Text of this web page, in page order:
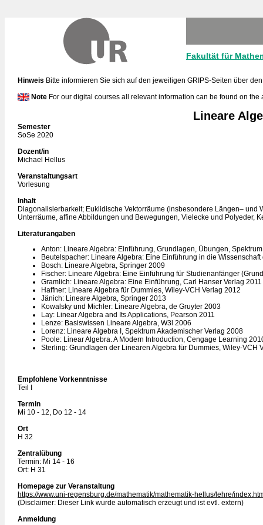
Fakultät für
Hinweis Bitte informieren Sie sich auf den jeweiligen GRIPS-Seiten über
Note For our digital courses all relevant information can be found on the
Lineare
Semester
SoSe 2020
Dozent/in
Michael Hellus
Veranstaltungsart
Vorlesung
Inhalt
Diagonalisierbarkeit; Euklidische Vektorräume (insbesondere Längen–
Unterräume, affine Abbildungen und Bewegungen, Vielecke und Polyeder,
Literaturangaben
Anton: Lineare Algebra: Einführung, Grundlagen, Übungen,
Beutelspacher: Lineare Algebra: Eine Einführung in die
Bosch: Lineare Algebra, Springer 2009
Fischer: Lineare Algebra: Eine Einführung für Studienanfänger
Gramlich: Lineare Algebra: Eine Einführung, Carl Hanser Verlag 2011
Haffner: Lineare Algebra für Dummies, Wiley-VCH Verlag 2012
Jänich: Lineare Algebra, Springer 2013
Kowalsky und Michler: Lineare Algebra, de Gruyter 2003
Lay: Linear Algebra and Its Applications, Pearson 2011
Lenze: Basiswissen Lineare Algebra, W3l 2006
Lorenz: Lineare Algebra I, Spektrum Akademischer Verlag 2008
Poole: Linear Algebra. A Modern Introduction, Cengage Learning
Sterling: Grundlagen der Linearen Algebra für Dummies, Wiley-VCH
Empfohlene Vorkenntnisse
Teil I
Termin
Mi 10 - 12, Do 12 - 14
Ort
H 32
Zentralübung
Termin: Mi 14 - 16
Ort: H 31
Homepage zur Veranstaltung
https://www.uni-regensburg.de/mathematik/mathematik-hellus/lehre/
(Disclaimer: Dieser Link wurde automatisch erzeugt und ist evtl. extern)
Anmeldung